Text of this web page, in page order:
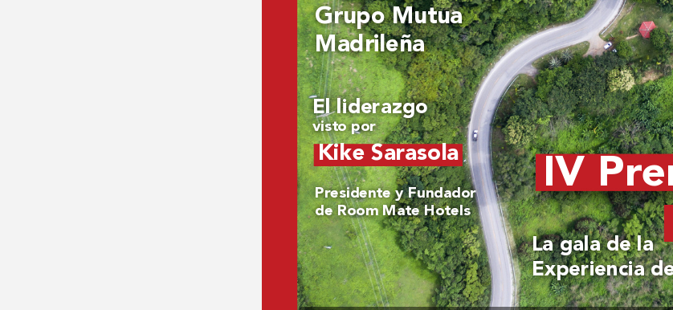
IV Pr
Grupo Mutua
Madrileña
Kike Sarasola
El liderazgo
visto por
Presidente y Fundador
de Room Mate Hotels
La gala de la
Experiencia